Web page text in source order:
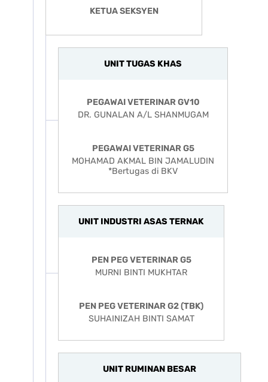
KETUA SEKSYEN
UNIT TUGAS KHAS
PEGAWAI VETERINAR GV10
DR. GUNALAN A/L SHANMUGAM
PEGAWAI VETERINAR G5
MOHAMAD AKMAL BIN JAMALUDIN
*Bertugas di BKV
UNIT INDUSTRI ASAS TERNAK
PEN PEG VETERINAR G5
MURNI BINTI MUKHTAR
PEN PEG VETERINAR G2 (TBK)
SUHAINIZAH BINTI SAMAT
UNIT RUMINAN BESAR